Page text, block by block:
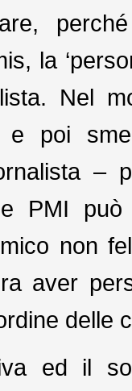
la
Nel
e poi
–
PMI può
non
aver
delle
ed il